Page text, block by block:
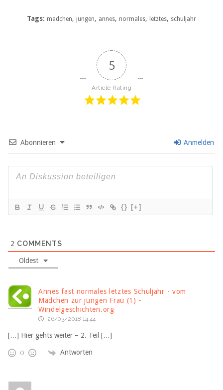
Tags: madchen, jungen, annes, normales, letztes, schuljahr
5
Article Rating
Abonnieren Anmelden
{} [+]
2 COMMENTS
Oldest
Annes fast normales letztes Schuljahr - vom
Mädchen zur jungen Frau (1) -
Windelgeschichten.org
26/03/2018 14:44
[…] Hier gehts weiter – 2. Teil […]
0 Antworten